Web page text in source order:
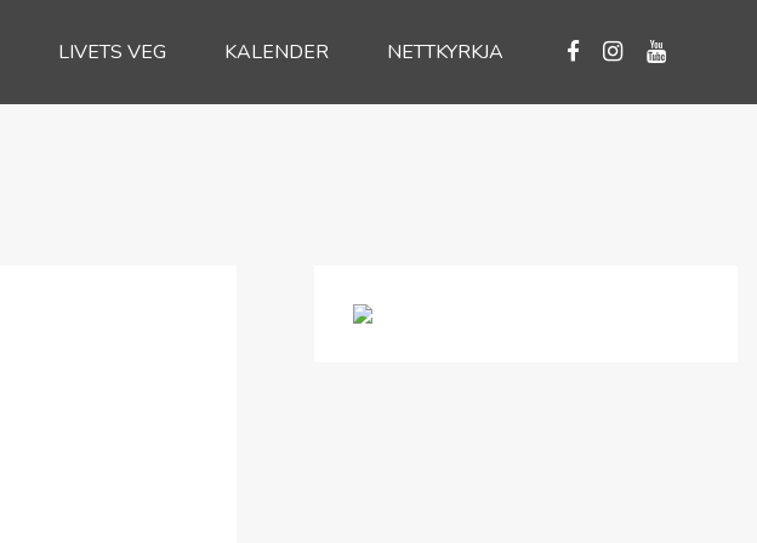
LIVETS VEG KALENDER NETTKYRKJA